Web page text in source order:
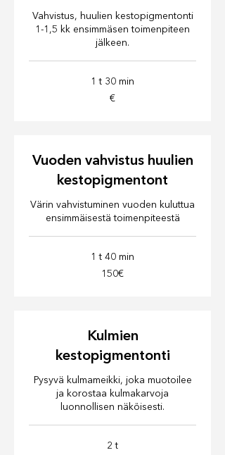
Vahvistus, huulien kestopigmentonti
1-1,5 kk ensimmäsen toimenpiteen
jälkeen.
1 t 30 min
€
Vuoden vahvistus huulien
kestopigmentont
Värin vahvistuminen vuoden kuluttua
ensimmäisestä toimenpiteestä
1 t 40 min
150€
Kulmien
kestopigmentonti
Pysyvä kulmameikki, joka muotoilee
ja korostaa kulmakarvoja
luonnollisen näköisesti.
2 t